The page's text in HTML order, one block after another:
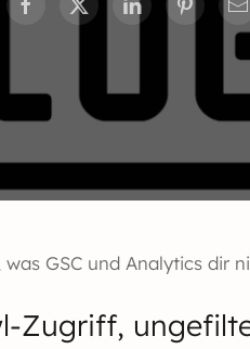
GSC und Analytics dir
Zugriff,